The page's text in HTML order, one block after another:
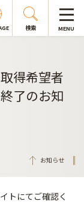
検索 MENU
得希望者
了のお知
お知らせ
トにてご確認く